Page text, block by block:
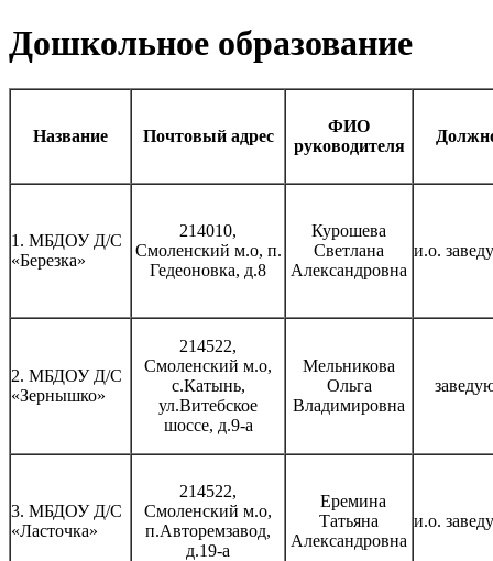
Дошкольное образование
Название Почтовый адрес
ФИО
руководителя
1. МБДОУ Д/С
«Березка»
214010,
Смоленский м.о, п.
Гедеоновка, д.8
Курошева
Светлана
Александровна
и.о.
2. МБДОУ Д/С
«Зернышко»
214522,
Смоленский м.о,
с.Катынь,
ул.Витебское
шоссе, д.9-а
Мельникова
Ольга
Владимировна
3. МБДОУ Д/С
«Ласточка»
214522,
Смоленский м.о,
п.Авторемзавод,
д.19-а
Еремина
Татьяна
Александровна
и.о.